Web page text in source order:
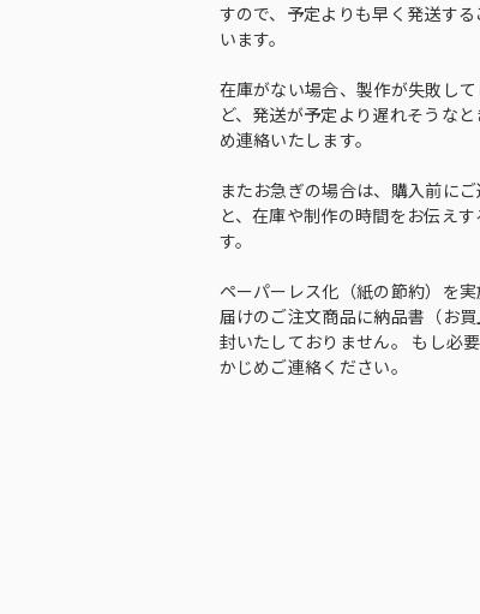
すので、予定よりも早く発送する
います。
在庫がない場合、製作が失敗し
ど、発送が予定より遅れそうな
め連絡いたします。
またお急ぎの場合は、購入前に
と、在庫や制作の時間をお伝え
す。
ペーパーレス化（紙の節約）を
届けのご注文商品に納品書（お
封いたしておりません。 もし必
かじめご連絡ください。